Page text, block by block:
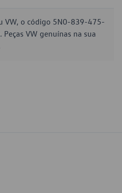
VW, o código 5N0-839-475-
VW genuínas na sua